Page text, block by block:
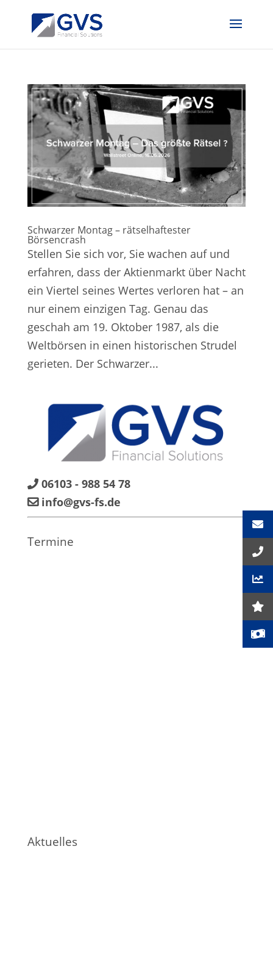
Schwarzer Montag – rätselhaftester
Börsencrash
Stellen Sie sich vor, Sie wachen auf und
erfahren, dass der Aktienmarkt über Nacht
ein Viertel seines Wertes verloren hat – an
nur einem einzigen Tag. Genau das
geschah am 19. Oktober 1987, als die
Weltbörsen in einen historischen Strudel
gerieten. Der Schwarzer...
06103 - 988 54 78
info@gvs-fs.de
Termine
Aktuelles